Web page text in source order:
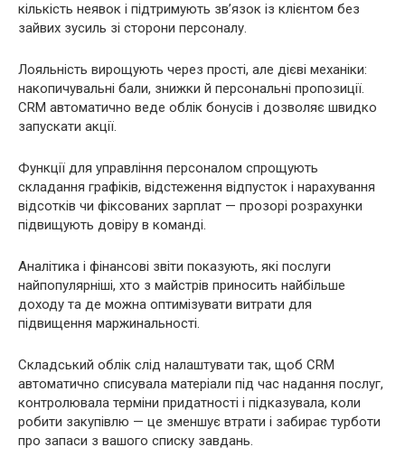
кількість неявок і підтримують зв’язок із клієнтом без
зайвих зусиль зі сторони персоналу.
Лояльність вирощують через прості, але дієві механіки:
накопичувальні бали, знижки й персональні пропозиції.
CRM автоматично веде облік бонусів і дозволяє швидко
запускати акції.
Функції для управління персоналом спрощують
складання графіків, відстеження відпусток і нарахування
відсотків чи фіксованих зарплат — прозорі розрахунки
підвищують довіру в команді.
Аналітика і фінансові звіти показують, які послуги
найпопулярніші, хто з майстрів приносить найбільше
доходу та де можна оптимізувати витрати для
підвищення маржинальності.
Складський облік слід налаштувати так, щоб CRM
автоматично списувала матеріали під час надання послуг,
контролювала терміни придатності і підказувала, коли
робити закупівлю — це зменшує втрати і забирає турботи
про запаси з вашого списку завдань.